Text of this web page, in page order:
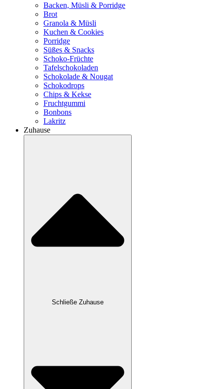
Backen, Müsli & Porridge
Brot
Granola & Müsli
Kuchen & Cookies
Porridge
Süßes & Snacks
Schoko-Früchte
Tafelschokoladen
Schokolade & Nougat
Schokodrops
Chips & Kekse
Fruchtgummi
Bonbons
Lakritz
Zuhause
Schließe Zuhause